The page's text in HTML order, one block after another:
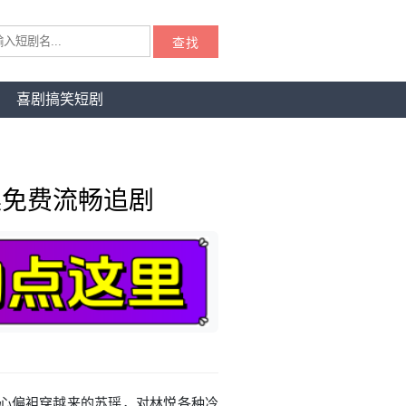
查找
喜剧搞笑短剧
费流畅追剧
偏袒穿越来的苏瑶，对林悦各种冷